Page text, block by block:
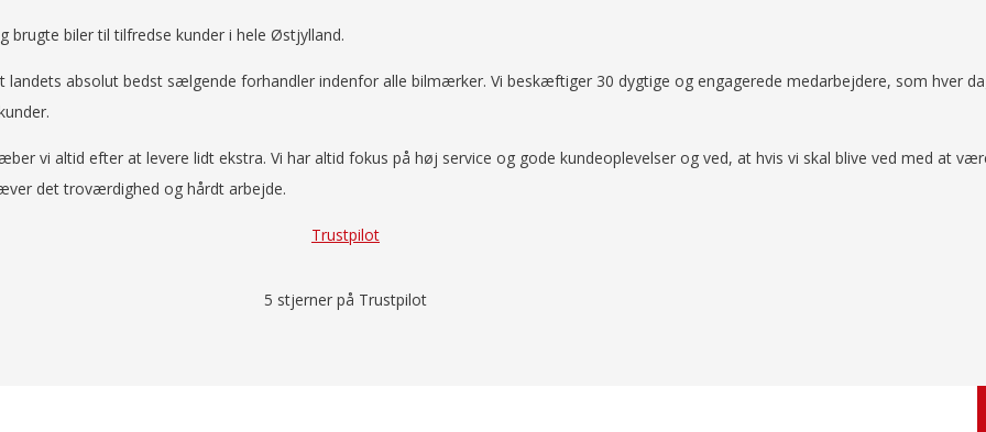
brugte biler til tilfredse kunder i hele Østjylland.
landets absolut bedst sælgende forhandler indenfor alle bilmærker. Vi beskæftiger 30 dygtige og engagerede medarbejdere, som hver
vi altid efter at levere lidt ekstra. Vi har altid fokus på høj service og gode kundeoplevelser og ved, at hvis vi skal blive ved med at
det troværdighed og hårdt arbejde.
Trustpilot
5 stjerner på Trustpilot